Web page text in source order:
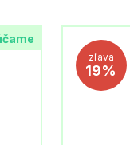
zľava
19%